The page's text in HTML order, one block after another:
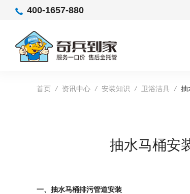
400-1657-880
首页 / 资讯中心 / 安装知识 / 卫浴洁具 / 抽
抽水马桶安
一、抽水马桶排污管道安装